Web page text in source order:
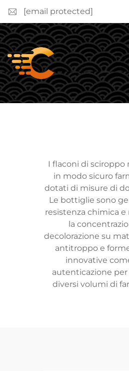
[email protected]
I flaconi di
in modo sicuro
dotati di misure di
Le bottiglie sono
resistenza chimica
la
decolorazione su
antitroppo e
innovative
autenticazione
diversi volumi di